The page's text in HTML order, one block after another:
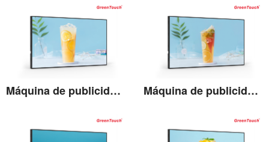
Ver detalhes
Máquina de publicidade lightbox LCD de 43''
Ver detalhes
Máquina de publicidade lightbox LCD de 50''